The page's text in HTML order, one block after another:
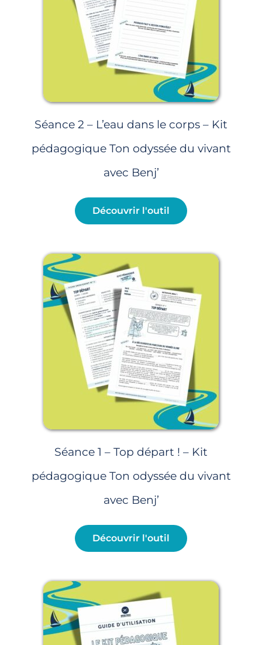
Séance 2 – L’eau dans le corps – Kit
pédagogique Ton odyssée du vivant
avec Benj’
Découvrir l'outil
Séance 1 – Top départ ! – Kit
pédagogique Ton odyssée du vivant
avec Benj’
Découvrir l'outil